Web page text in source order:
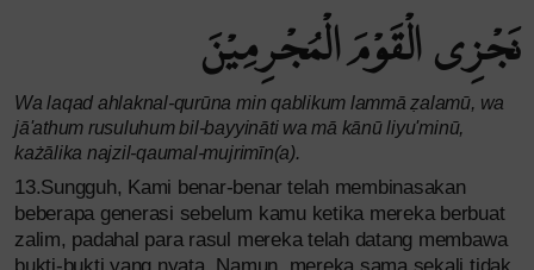
نَجْزِى الْقَوْمَ الْمُجْرِمِيْنَ
Wa laqad ahlaknal-qurūna min qablikum lammā ẓalamū, wa
jā'athum rusuluhum bil-bayyināti wa mā kānū liyu'minū,
każālika najzil-qaumal-mujrimīn(a).
13.Sungguh, Kami benar-benar telah membinasakan
beberapa generasi sebelum kamu ketika mereka berbuat
zalim, padahal para rasul mereka telah datang membawa